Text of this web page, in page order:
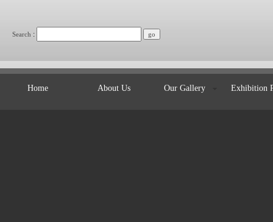
Search :
Home About Us Our Gallery Exhibition